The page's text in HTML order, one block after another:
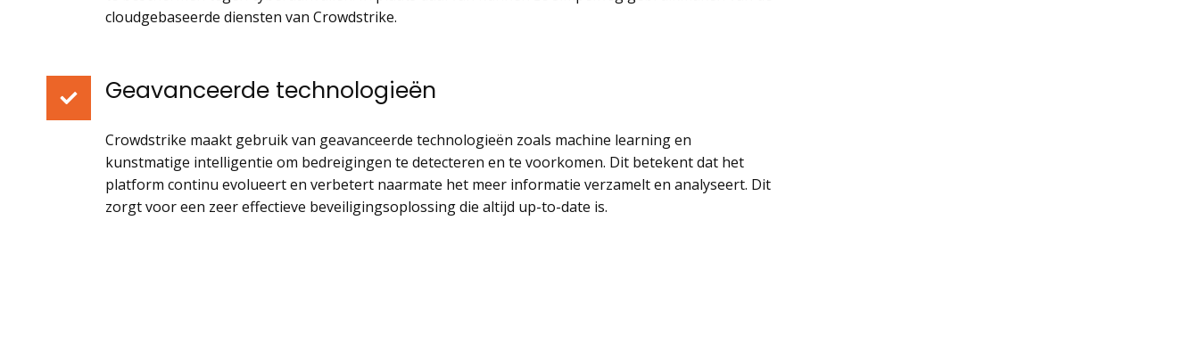
cloudgebaseerde diensten van Crowdstrike.
Geavanceerde technologieën
Crowdstrike maakt gebruik van geavanceerde technologieën zoals machine learning en
kunstmatige intelligentie om bedreigingen te detecteren en te voorkomen. Dit betekent dat het
platform continu evolueert en verbetert naarmate het meer informatie verzamelt en analyseert. Dit
zorgt voor een zeer effectieve beveiligingsoplossing die altijd up-to-date is.